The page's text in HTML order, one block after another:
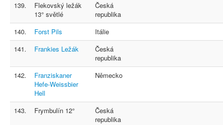
139.
Flekovský ležák
13° světlé
Česká
republika
140.
Forst Pils
Itálie
141.
Frankies Ležák
Česká
republika
142.
Franziskaner
Hefe-Weissbier
Hell
Německo
143. Frymbulín 12°
Česká
republika